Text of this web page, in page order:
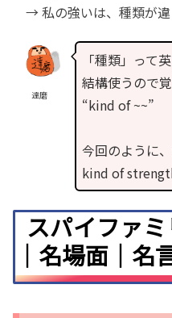
→ 私の強いは、種類が違
達磨
「種類」って
結構使うので
“kind of ~~”
今回のように
kind of
スパイファ
｜名場面｜名